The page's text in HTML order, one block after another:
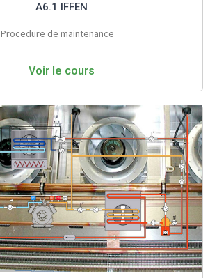
A6.1 IFFEN
Procedure de maintenance
Voir le cours